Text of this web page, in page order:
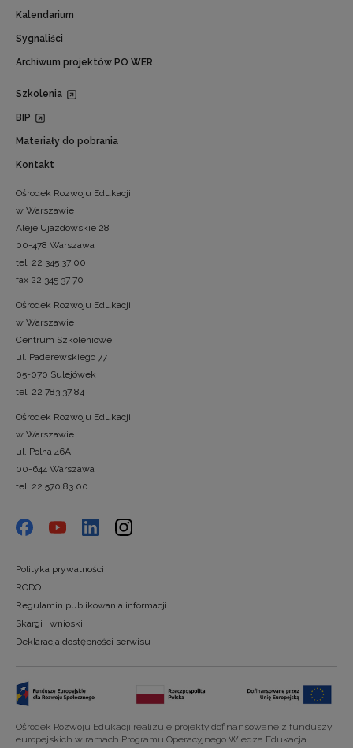
Kalendarium
Sygnaliści
Archiwum projektów PO WER
Szkolenia
BIP
Materiały do pobrania
Kontakt
Ośrodek Rozwoju Edukacji
w Warszawie
Aleje Ujazdowskie 28
00-478 Warszawa
tel. 22 345 37 00
fax 22 345 37 70
Ośrodek Rozwoju Edukacji
w Warszawie
Centrum Szkoleniowe
ul. Paderewskiego 77
05-070 Sulejówek
tel. 22 783 37 84
Ośrodek Rozwoju Edukacji
w Warszawie
ul. Polna 46A
00-644 Warszawa
tel. 22 570 83 00
Polityka prywatności
RODO
Regulamin publikowania informacji
Skargi i wnioski
Deklaracja dostępności serwisu
Ośrodek Rozwoju Edukacji realizuje projekty dofinansowane z funduszy
europejskich w ramach Programu Operacyjnego Wiedza Edukacja